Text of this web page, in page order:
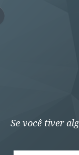
Se você tiver